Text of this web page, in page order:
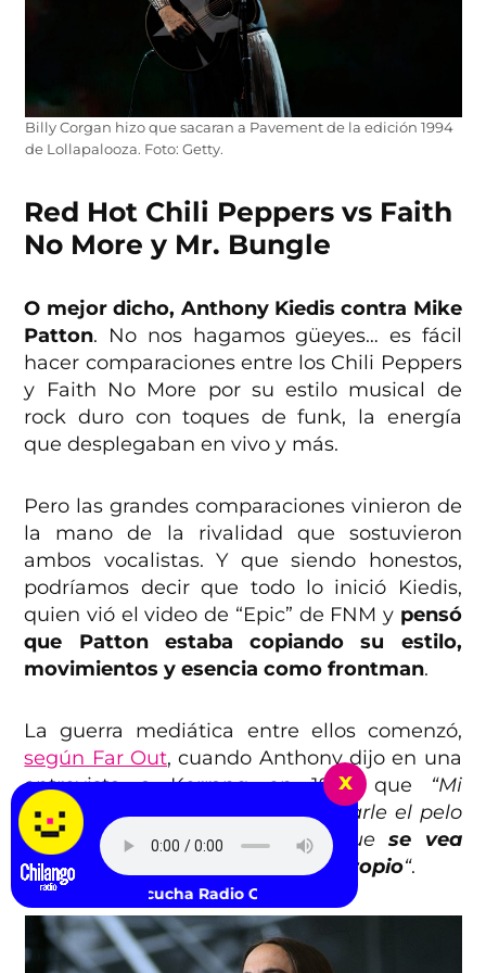
Billy Corgan hizo que sacaran a Pavement de la edición 1994
de Lollapalooza. Foto: Getty.
Red Hot Chili Peppers vs Faith
No More y Mr. Bungle
O mejor dicho, Anthony Kiedis contra Mike
Patton. No nos hagamos güeyes… es fácil
hacer comparaciones entre los Chili Peppers
y Faith No More por su estilo musical de
rock duro con toques de funk, la energía
que desplegaban en vivo y más.
Pero las grandes comparaciones vinieron de
la mano de la rivalidad que sostuvieron
ambos vocalistas. Y que siendo honestos,
podríamos decir que todo lo inició Kiedis,
quien vió el video de “Epic” de FNM y pensó
que Patton estaba copiando su estilo,
movimientos y esencia como frontman.
La guerra mediática entre ellos comenzó,
según Far Out, cuando Anthony dijo en una
entrevista a Kerrang en 1990 que
“Mi
baterista va a secuestrarlo, afeitarle el pelo
y cortarle un pie, solo para que se vea
obligado a encontrar un estilo propio“.
x
Escucha Radio Chilango -